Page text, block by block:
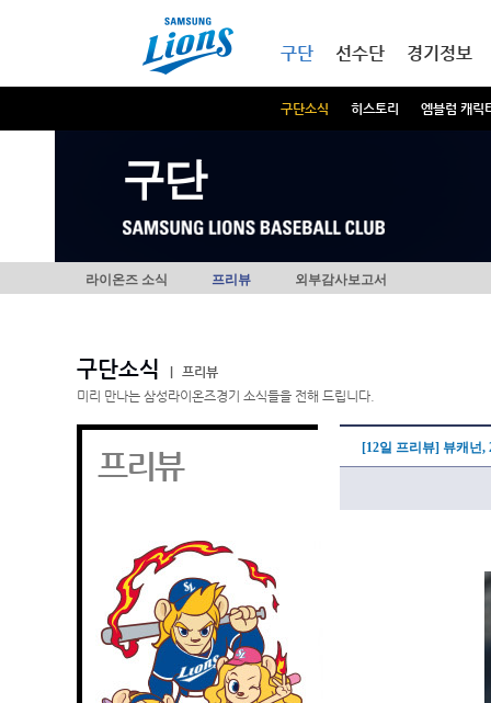
구단
구단소식 히스토리 엠블럼 캐릭
선수단 경기정보
구단
라이온즈 소식 프리뷰 외부감사보고서
구단소식
프리뷰
미리 만나는 삼성라이온즈경기 소식들을 전해 드립니다.
프리뷰 [12일 프리뷰] 뷰캐넌